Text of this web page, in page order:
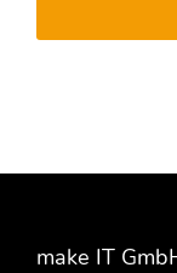
make IT